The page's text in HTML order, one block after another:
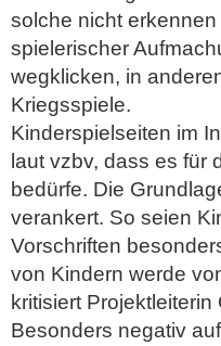
solche nicht
spielerischer
wegklicken, in
Kriegsspiele.
Kinderspielseiten im
laut vzbv, dass es für
bedürfe. Die
verankert. So seien
Vorschriften
von Kindern werde
kritisiert
Besonders negativ